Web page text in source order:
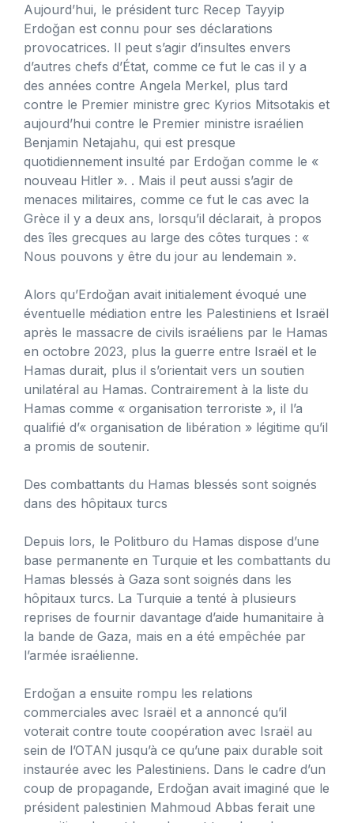
Aujourd’hui, le président turc Recep Tayyip
Erdoğan est connu pour ses déclarations
provocatrices. Il peut s’agir d’insultes envers
d’autres chefs d’État, comme ce fut le cas il y a
des années contre Angela Merkel, plus tard
contre le Premier ministre grec Kyrios Mitsotakis et
aujourd’hui contre le Premier ministre israélien
Benjamin Netajahu, qui est presque
quotidiennement insulté par Erdoğan comme le «
nouveau Hitler ». . Mais il peut aussi s’agir de
menaces militaires, comme ce fut le cas avec la
Grèce il y a deux ans, lorsqu’il déclarait, à propos
des îles grecques au large des côtes turques : «
Nous pouvons y être du jour au lendemain ».
Alors qu’Erdoğan avait initialement évoqué une
éventuelle médiation entre les Palestiniens et Israël
après le massacre de civils israéliens par le Hamas
en octobre 2023, plus la guerre entre Israël et le
Hamas durait, plus il s’orientait vers un soutien
unilatéral au Hamas. Contrairement à la liste du
Hamas comme « organisation terroriste », il l’a
qualifié d’« organisation de libération » légitime qu’il
a promis de soutenir.
Des combattants du Hamas blessés sont soignés
dans des hôpitaux turcs
Depuis lors, le Politburo du Hamas dispose d’une
base permanente en Turquie et les combattants du
Hamas blessés à Gaza sont soignés dans les
hôpitaux turcs. La Turquie a tenté à plusieurs
reprises de fournir davantage d’aide humanitaire à
la bande de Gaza, mais en a été empêchée par
l’armée israélienne.
Erdoğan a ensuite rompu les relations
commerciales avec Israël et a annoncé qu’il
voterait contre toute coopération avec Israël au
sein de l’OTAN jusqu’à ce qu’une paix durable soit
instaurée avec les Palestiniens. Dans le cadre d’un
coup de propagande, Erdoğan avait imaginé que le
président palestinien Mahmoud Abbas ferait une